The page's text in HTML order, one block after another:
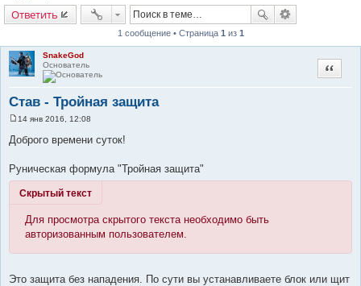
Ответить
1 сообщение • Страница 1 из 1
SnakeGod
Основатель
Став - Тройная защита
Цитата
о
е
и
14 янв 2016, 12:08
Доброго времени суток!
Руническая формула "Тройная защита"
Скрытый текст
Для просмотра скрытого текста необходимо быть
авторизованным пользователем.
Это защита без нападения. По сути вы устанавливаете блок или щит